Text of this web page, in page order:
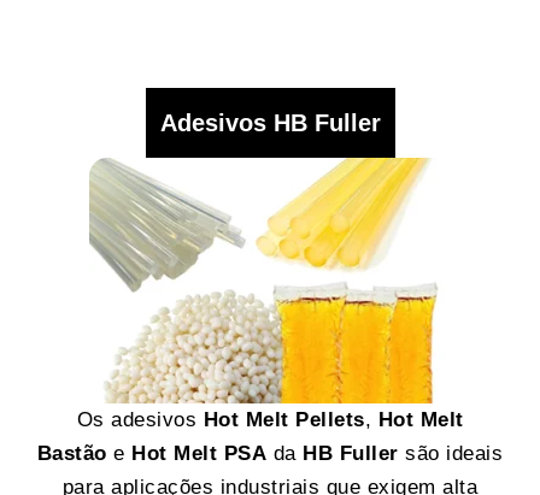
Adesivos HB Fuller
Os adesivos Hot Melt Pellets, Hot Melt
Bastão e Hot Melt PSA da HB Fuller são ideais
para aplicações industriais que exigem alta